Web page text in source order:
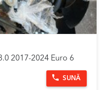
2017-2024 Euro 6
SUNĂ